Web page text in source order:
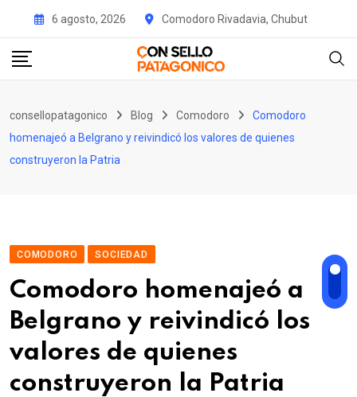
content
6 agosto, 2026 Comodoro Rivadavia, Chubut
consellopatagonico Blog Comodoro
Comodoro
homenajeó a Belgrano y reivindicó los valores de quienes
construyeron la Patria
COMODORO SOCIEDAD
Comodoro homenajeó a
Belgrano y reivindicó los
valores de quienes
construyeron la Patria